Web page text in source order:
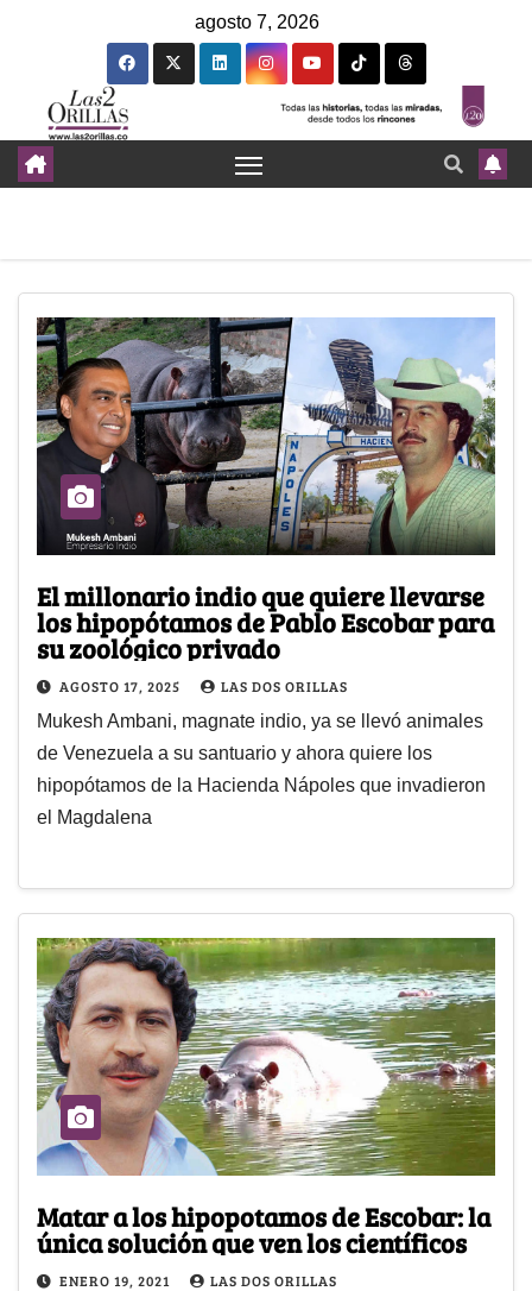
agosto 7, 2026
El millonario indio que quiere llevarse
los hipopótamos de Pablo Escobar para
su zoológico privado
AGOSTO 17, 2025 LAS DOS ORILLAS
Mukesh Ambani, magnate indio, ya se llevó animales
de Venezuela a su santuario y ahora quiere los
hipopótamos de la Hacienda Nápoles que invadieron
el Magdalena
Matar a los hipopotamos de Escobar: la
única solución que ven los científicos
ENERO 19, 2021 LAS DOS ORILLAS